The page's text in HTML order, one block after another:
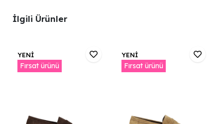
İlgili Ürünler
YENİ
Fırsat ürünü
YENİ
Fırsat ürünü